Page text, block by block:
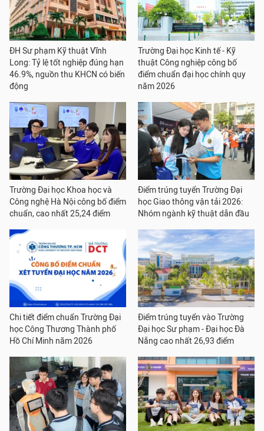
ĐH Sư phạm Kỹ thuật Vĩnh
Long: Tỷ lệ tốt nghiệp đúng hạn
46.9%, nguồn thu KHCN có biến
động
Trường Đại học Kinh tế - Kỹ
thuật Công nghiệp công bố
điểm chuẩn đại học chính quy
năm 2026
Trường Đại học Khoa học và
Công nghệ Hà Nội công bố điểm
chuẩn, cao nhất 25,24 điểm
Điểm trúng tuyển Trường Đại
học Giao thông vận tải 2026:
Nhóm ngành kỹ thuật dẫn đầu
Chi tiết điểm chuẩn Trường Đại
học Công Thương Thành phố
Hồ Chí Minh năm 2026
Điểm trúng tuyển vào Trường
Đại học Sư phạm - Đại học Đà
Nẵng cao nhất 26,93 điểm